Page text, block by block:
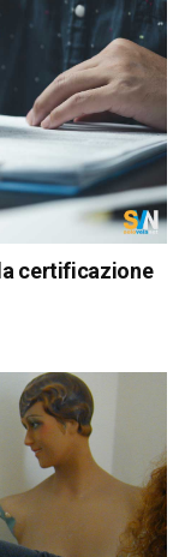
certificazione